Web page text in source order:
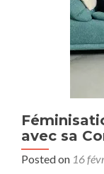
avec sa
Posted on 16